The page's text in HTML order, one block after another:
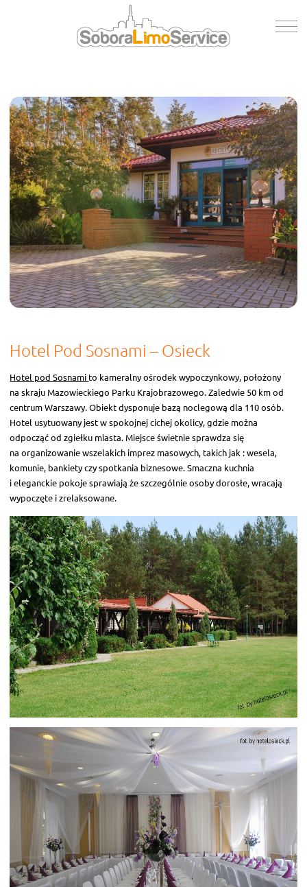
Flota
O nas
Blog
Referencje
Kontakt
Hotel Pod Sosnami – Osieck
Hotel pod Sosnami to kameralny ośrodek wypoczynkowy, położony
na skraju Mazowieckiego Parku Krajobrazowego. Zaledwie 50 km od
centrum Warszawy. Obiekt dysponuje bazą noclegową dla 110 osób.
Hotel usytuowany jest w spokojnej cichej okolicy, gdzie można
odpocząć od zgiełku miasta. Miejsce świetnie sprawdza się
na organizowanie wszelakich imprez masowych, takich jak : wesela,
komunie, bankiety czy spotkania biznesowe. Smaczna kuchnia
i eleganckie pokoje sprawiają że szczególnie osoby dorosłe, wracają
wypoczęte i zrelaksowane.